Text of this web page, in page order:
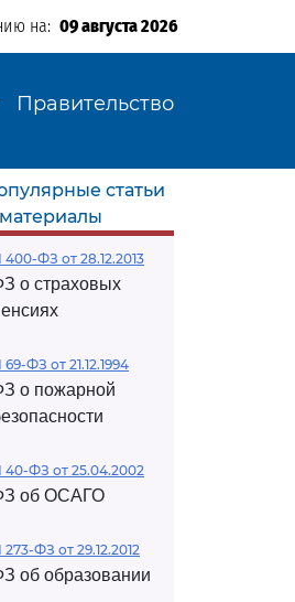
на: 09 августа 2026
Правительство
статьи
400-ФЗ от 28.12.2013
о страховых
69-ФЗ от 21.12.1994
о пожарной
40-ФЗ от 25.04.2002
об ОСАГО
273-ФЗ от 29.12.2012
об образовании